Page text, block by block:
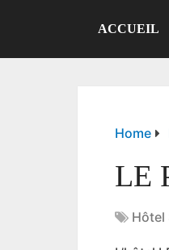
ACCUEIL
Home
LE
Hôtel